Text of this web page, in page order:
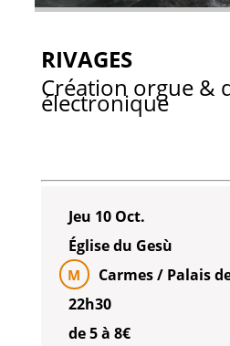
RIVAGES
Création orgue &
électronique
Jeu 10 Oct.
Église du Gesù
M
Carmes / Palais
22h30
de 5 à 8€